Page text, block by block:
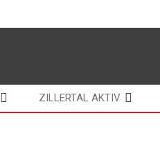
ZILLERTAL AKTIV